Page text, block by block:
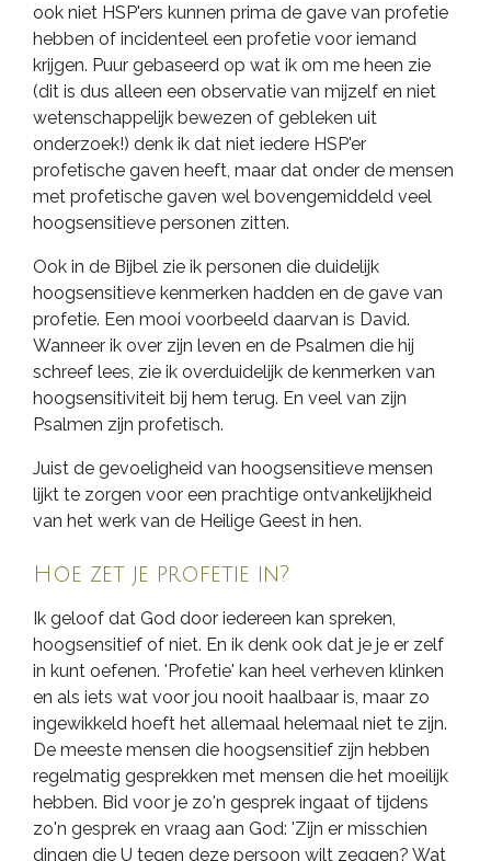
ook niet HSP'ers kunnen prima de gave van profetie
hebben of incidenteel een profetie voor iemand
krijgen. Puur gebaseerd op wat ik om me heen zie
(dit is dus alleen een observatie van mijzelf en niet
wetenschappelijk bewezen of gebleken uit
onderzoek!) denk ik dat niet iedere HSP'er
profetische gaven heeft, maar dat onder de mensen
met profetische gaven wel bovengemiddeld veel
hoogsensitieve personen zitten.
Ook in de Bijbel zie ik personen die duidelijk
hoogsensitieve kenmerken hadden en de gave van
profetie. Een mooi voorbeeld daarvan is David.
Wanneer ik over zijn leven en de Psalmen die hij
schreef lees, zie ik overduidelijk de kenmerken van
hoogsensitiviteit bij hem terug. En veel van zijn
Psalmen zijn profetisch.
Juist de gevoeligheid van hoogsensitieve mensen
lijkt te zorgen voor een prachtige ontvankelijkheid
van het werk van de Heilige Geest in hen.
Hoe zet je profetie in?
Ik geloof dat God door iedereen kan spreken,
hoogsensitief of niet. En ik denk ook dat je je er zelf
in kunt oefenen. 'Profetie' kan heel verheven klinken
en als iets wat voor jou nooit haalbaar is, maar zo
ingewikkeld hoeft het allemaal helemaal niet te zijn.
De meeste mensen die hoogsensitief zijn hebben
regelmatig gesprekken met mensen die het moeilijk
hebben. Bid voor je zo'n gesprek ingaat of tijdens
zo'n gesprek en vraag aan God: 'Zijn er misschien
dingen die U tegen deze persoon wilt zeggen? Wat